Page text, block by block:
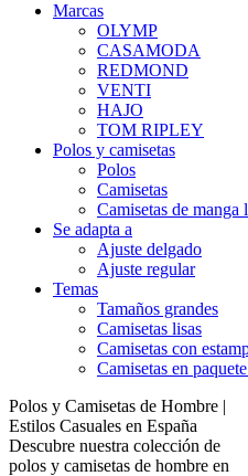
Marcas
OLYMP
CASAMODA
REDMOND
VENTI
HAJO
TOM RIPLEY
Polos y camisetas
Polos
Camisetas
Camisetas de manga
Se adapta a
Ajuste delgado
Ajuste regular
Temas
Tamaños grandes
Camisetas lisas
Camisetas con
Camisetas en
Polos y Camisetas de Hombre |
Estilos Casuales en España
Descubre nuestra colección de
polos y camisetas de hombre en